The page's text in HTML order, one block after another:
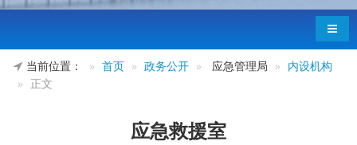
导航
当前位置： 首页 政务公开 应急管理局
内设机构
正文
应急救援室